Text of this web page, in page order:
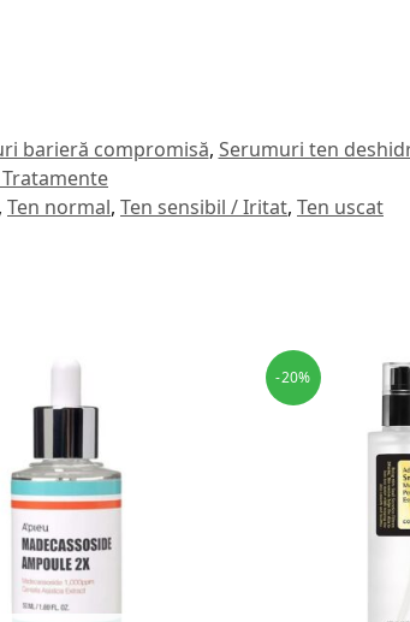
barieră compromisă, Serumuri ten
, Ten normal, Ten sensibil / Iritat, Ten uscat
-20%